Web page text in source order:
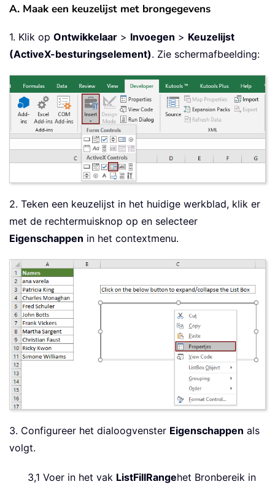
A. Maak een keuzelijst met brongegevens
1. Klik op Ontwikkelaar > Invoegen > Keuzelijst
(ActiveX-besturingselement). Zie schermafbeelding:
2. Teken een keuzelijst in het huidige werkblad, klik er
met de rechtermuisknop op en selecteer
Eigenschappen in het contextmenu.
3. Configureer het dialoogvenster Eigenschappen als
volgt.
3,1 Voer in het vak ListFillRangehet Bronbereik in